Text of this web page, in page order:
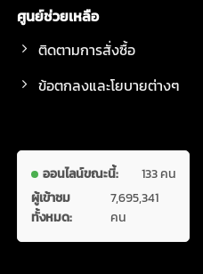
ศูนย์ช่วยเหลือ
ติดตามการสั่งซื้อ
ข้อตกลงและโยบายต่างๆ
ออนไลน์ขณะนี้:
133 คน
ผู้เข้าชม
ทั้งหมด:
7,695,341
คน